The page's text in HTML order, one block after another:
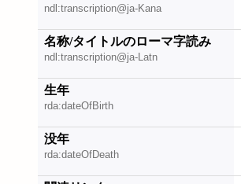
ndl:transcription@ja-Kana
名称/タイトルのローマ字読み
ndl:transcription@ja-Latn
生年
rda:dateOfBirth
没年
rda:dateOfDeath